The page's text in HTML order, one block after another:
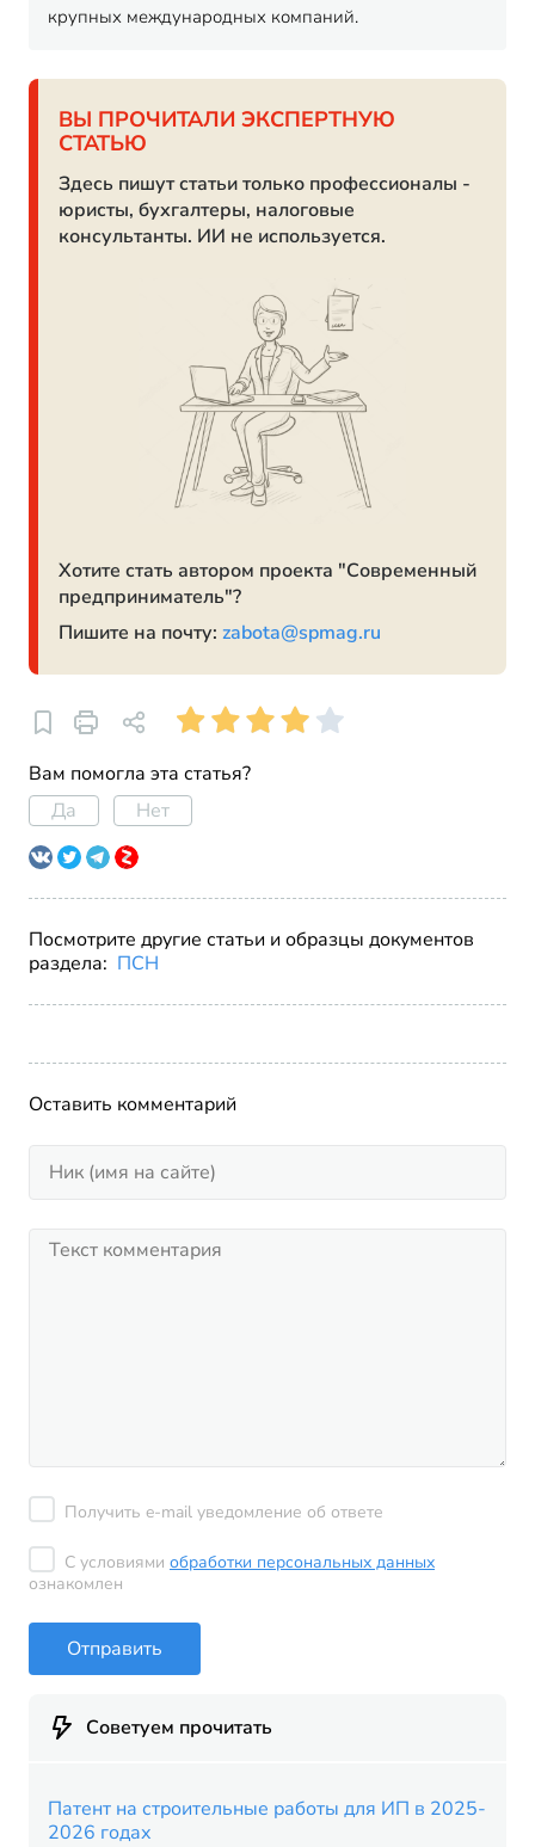
крупных международных компаний.
ВЫ ПРОЧИТАЛИ ЭКСПЕРТНУЮ
СТАТЬЮ
Здесь пишут статьи только профессионалы -
юристы, бухгалтеры, налоговые
консультанты. ИИ не используется.
Хотите стать автором проекта "Современный
предприниматель"?
Пишите на почту: zabota@spmag.ru
Вам помогла эта статья?
Да
Нет
Посмотрите другие статьи и образцы документов
раздела: ПСН
Оставить комментарий
Получить e-mail уведомление об ответе
С условиями обработки персональных данных
ознакомлен
Отправить
Советуем прочитать
Патент на строительные работы для ИП в 2025-
2026 годах